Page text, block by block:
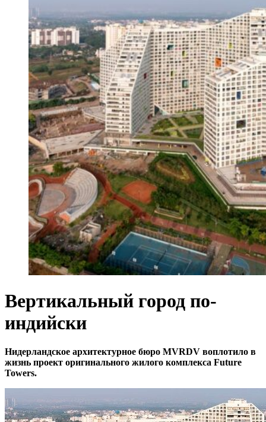
Вертикальный город по-
индийски
Нидерландское архитектурное бюро MVRDV воплотило в
жизнь проект оригинального жилого комплекса Future
Towers.